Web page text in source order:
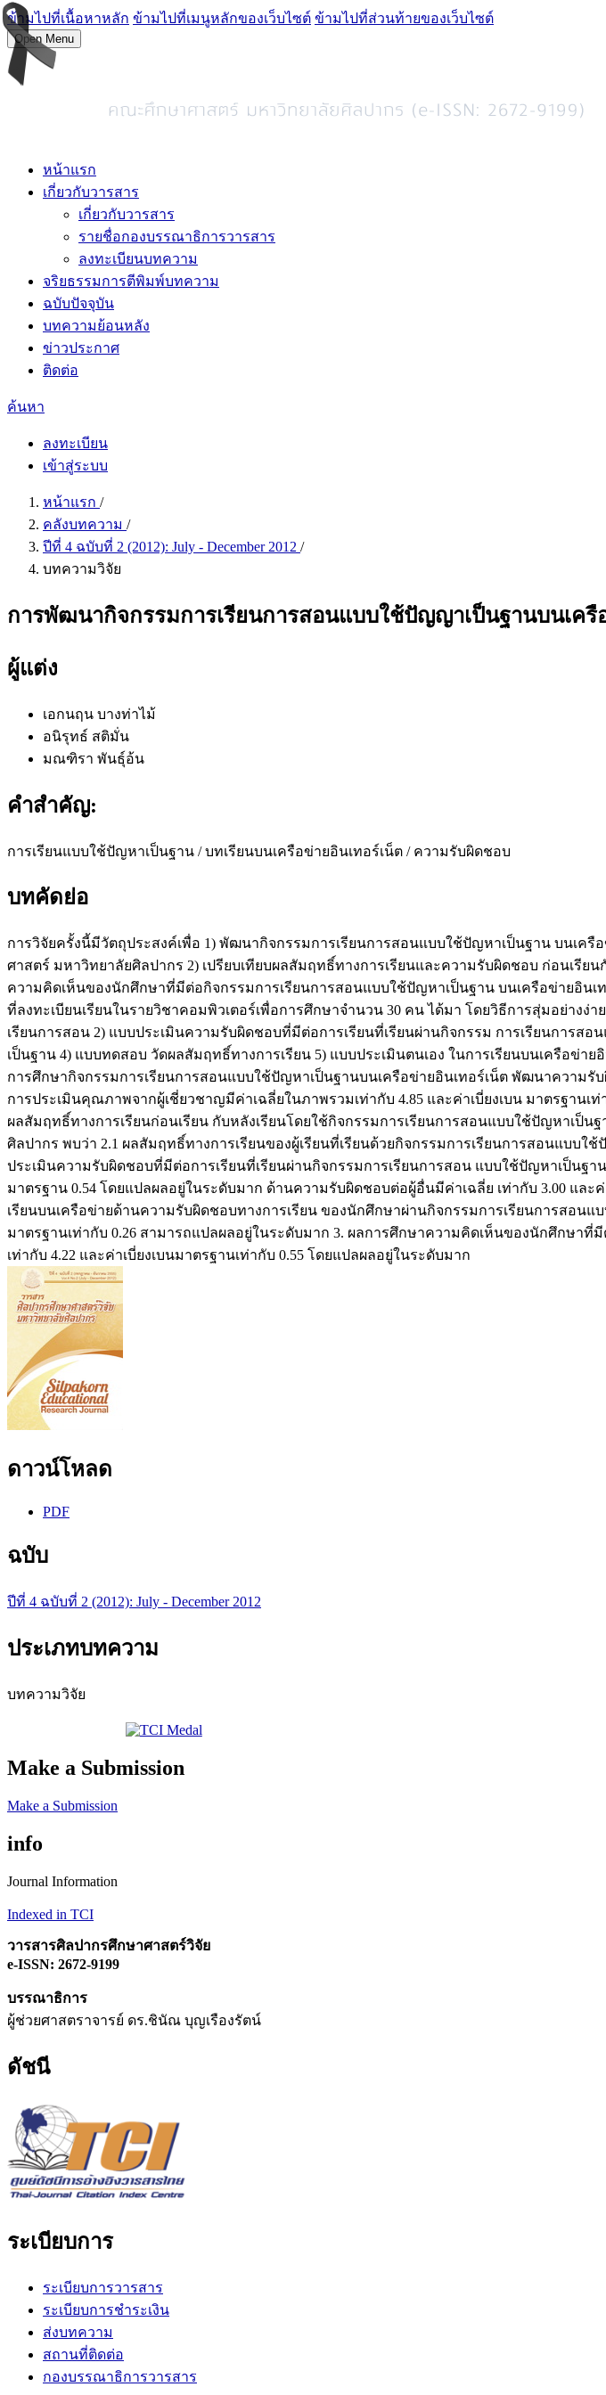
ข้ามไปที่เนื้อหาหลัก ข้ามไปที่เมนูหลักของเว็บไซต์ ข้ามไปที่ส่วนท้ายของเว็บไซต์
Open Menu
หน้าแรก
เกี่ยวกับวารสาร
เกี่ยวกับวารสาร
รายชื่อกองบรรณาธิการวารสาร
ลงทะเบียนบทความ
จริยธรรมการตีพิมพ์บทความ
ฉบับปัจจุบัน
บทความย้อนหลัง
ข่าวประกาศ
ติดต่อ
ค้นหา
ลงทะเบียน
เข้าสู่ระบบ
หน้าแรก /
คลังบทความ /
ปีที่ 4 ฉบับที่ 2 (2012): July - December 2012 /
บทความวิจัย
การพัฒนากิจกรรมการเรียนการสอนแบบใช้ปัญญาเป็นฐานบนเครื
ผู้แต่ง
เอกนฤน บางท่าไม้
อนิรุทธ์ สติมั่น
มณฑิรา พันธุ์อ้น
คำสำคัญ:
การเรียนแบบใช้ปัญหาเป็นฐาน / บทเรียนบนเครือข่ายอินเทอร์เน็ต / ความรับผิดชอบ
บทคัดย่อ
การวิจัยครั้งนี้มีวัตถุประสงค์เพื่อ 1) พัฒนากิจกรรมการเรียนการสอนแบบใช้ปัญหาเป็นฐาน บนเ
ศาสตร์ มหาวิทยาลัยศิลปากร 2) เปรียบเทียบผลสัมฤทธิ์ทางการเรียนและความรับผิดชอบ ก่อนเรี
ความคิดเห็นของนักศึกษาที่มีต่อกิจกรรมการเรียนการสอนแบบใช้ปัญหาเป็นฐาน บนเครือข่ายอิ
ที่ลงทะเบียนเรียนในรายวิชาคอมพิวเตอร์เพื่อการศึกษาจำนวน 30 คน ได้มา โดยวิธีการสุ่มอย่าง
เรียนการสอน 2) แบบประเมินความรับผิดชอบที่มีต่อการเรียนที่เรียนผ่านกิจกรรม การเรียนการส
เป็นฐาน 4) แบบทดสอบ วัดผลสัมฤทธิ์ทางการเรียน 5) แบบประเมินตนเอง ในการเรียนบนเครือข่
การศึกษากิจกรรมการเรียนการสอนแบบใช้ปัญหาเป็นฐานบนเครือข่ายอินเทอร์เน็ต พัฒนาควา
การประเมินคุณภาพจากผู้เชี่ยวชาญมีค่าเฉลี่ยในภาพรวมเท่ากับ 4.85 และค่าเบี่ยงเบน มาตรฐาน
ผลสัมฤทธิ์ทางการเรียนก่อนเรียน กับหลังเรียนโดยใช้กิจกรรมการเรียนการสอนแบบใช้ปัญหาเ
ศิลปากร พบว่า 2.1 ผลสัมฤทธิ์ทางการเรียนของผู้เรียนที่เรียนด้วยกิจกรรมการเรียนการสอนแบบ
ประเมินความรับผิดชอบที่มีต่อการเรียนที่เรียนผ่านกิจกรรมการเรียนการสอน แบบใช้ปัญหาเป็นฐา
มาตรฐาน 0.54 โดยแปลผลอยู่ในระดับมาก ด้านความรับผิดชอบต่อผู้อื่นมีค่าเฉลี่ย เท่ากับ 3.00 และ
เรียนบนเครือข่ายด้านความรับผิดชอบทางการเรียน ของนักศึกษาผ่านกิจกรรมการเรียนการสอน
มาตรฐานเท่ากับ 0.26 สามารถแปลผลอยู่ในระดับมาก 3. ผลการศึกษาความคิดเห็นของนักศึกษา
เท่ากับ 4.22 และค่าเบี่ยงเบนมาตรฐานเท่ากับ 0.55 โดยแปลผลอยู่ในระดับมาก
ดาวน์โหลด
PDF
ฉบับ
ปีที่ 4 ฉบับที่ 2 (2012): July - December 2012
ประเภทบทความ
บทความวิจัย
Make a Submission
Make a Submission
info
Journal Information
Indexed in TCI
วารสารศิลปากรศึกษาศาสตร์วิจัย
e-ISSN: 2672-9199
บรรณาธิการ
ผู้ช่วยศาสตราจารย์ ดร.ชินัณ บุญเรืองรัตน์
ดัชนี
ระเบียบการ
ระเบียบการวารสาร
ระเบียบการชำระเงิน
ส่งบทความ
สถานที่ติดต่อ
กองบรรณาธิการวารสาร